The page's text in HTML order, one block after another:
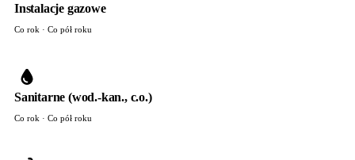
Instalacje gazowe
Co rok · Co pół roku
Sanitarne (wod.-kan., c.o.)
Co rok · Co pół roku